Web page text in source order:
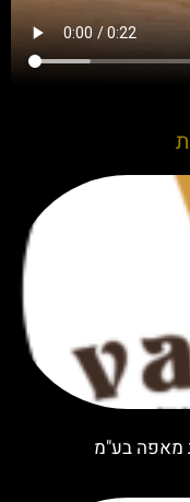
מאפה בע"מ